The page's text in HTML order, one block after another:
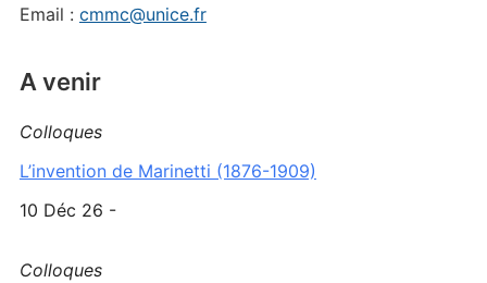
Email : cmmc@unice.fr
A venir
Colloques
L’invention de Marinetti (1876-1909)
10 Déc 26 -
Colloques